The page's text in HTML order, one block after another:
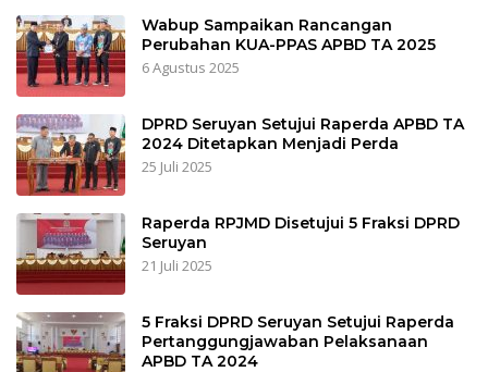
Wabup Sampaikan Rancangan
Perubahan KUA-PPAS APBD TA 2025
6 Agustus 2025
DPRD Seruyan Setujui Raperda APBD TA
2024 Ditetapkan Menjadi Perda
25 Juli 2025
Raperda RPJMD Disetujui 5 Fraksi DPRD
Seruyan
21 Juli 2025
5 Fraksi DPRD Seruyan Setujui Raperda
Pertanggungjawaban Pelaksanaan
APBD TA 2024